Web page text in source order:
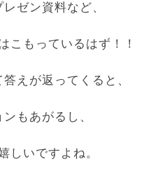
ゼン資料など、
こもっているはず！！
えが返ってくると、
もあがるし、
しいですよね。